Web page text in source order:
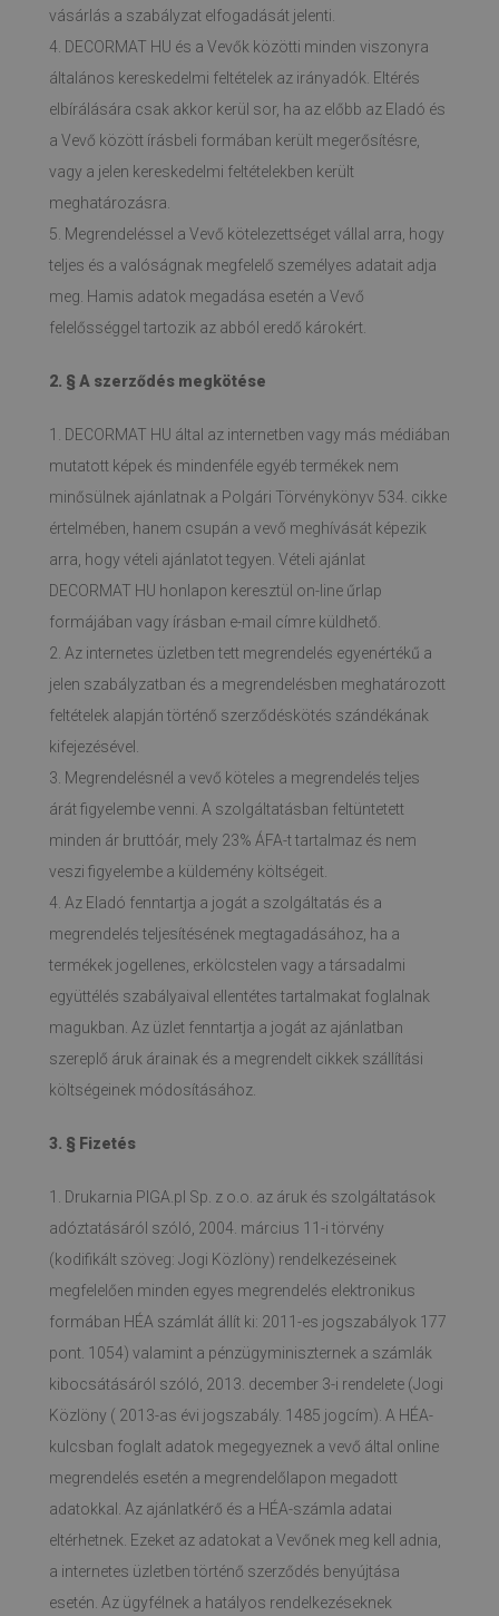
vásárlás a szabályzat elfogadását jelenti.
4. DECORMAT HU és a Vevők közötti minden viszonyra
általános kereskedelmi feltételek az irányadók. Eltérés
elbírálására csak akkor kerül sor, ha az előbb az Eladó és
a Vevő között írásbeli formában került megerősítésre,
vagy a jelen kereskedelmi feltételekben került
meghatározásra.
5. Megrendeléssel a Vevő kötelezettséget vállal arra, hogy
teljes és a valóságnak megfelelő személyes adatait adja
meg. Hamis adatok megadása esetén a Vevő
felelősséggel tartozik az abból eredő károkért.
2. § A szerződés megkötése
1. DECORMAT HU által az internetben vagy más médiában
mutatott képek és mindenféle egyéb termékek nem
minősülnek ajánlatnak a Polgári Törvénykönyv 534. cikke
értelmében, hanem csupán a vevő meghívását képezik
arra, hogy vételi ajánlatot tegyen. Vételi ajánlat
DECORMAT HU honlapon keresztül on-line űrlap
formájában vagy írásban e-mail címre küldhető.
2. Az internetes üzletben tett megrendelés egyenértékű a
jelen szabályzatban és a megrendelésben meghatározott
feltételek alapján történő szerződéskötés szándékának
kifejezésével.
3. Megrendelésnél a vevő köteles a megrendelés teljes
árát figyelembe venni. A szolgáltatásban feltüntetett
minden ár bruttóár, mely 23% ÁFA-t tartalmaz és nem
veszi figyelembe a küldemény költségeit.
4. Az Eladó fenntartja a jogát a szolgáltatás és a
megrendelés teljesítésének megtagadásához, ha a
termékek jogellenes, erkölcstelen vagy a társadalmi
együttélés szabályaival ellentétes tartalmakat foglalnak
magukban. Az üzlet fenntartja a jogát az ajánlatban
szereplő áruk árainak és a megrendelt cikkek szállítási
költségeinek módosításához.
3. § Fizetés
1. Drukarnia PIGA.pl Sp. z o.o. az áruk és szolgáltatások
adóztatásáról szóló, 2004. március 11-i törvény
(kodifikált szöveg: Jogi Közlöny) rendelkezéseinek
megfelelően minden egyes megrendelés elektronikus
formában HÉA számlát állít ki: 2011-es jogszabályok 177
pont. 1054) valamint a pénzügyminiszternek a számlák
kibocsátásáról szóló, 2013. december 3-i rendelete (Jogi
Közlöny ( 2013-as évi jogszabály. 1485 jogcím). A HÉA-
kulcsban foglalt adatok megegyeznek a vevő által online
megrendelés esetén a megrendelőlapon megadott
adatokkal. Az ajánlatkérő és a HÉA-számla adatai
eltérhetnek. Ezeket az adatokat a Vevőnek meg kell adnia,
a internetes üzletben történő szerződés benyújtása
esetén. Az ügyfélnek a hatályos rendelkezéseknek